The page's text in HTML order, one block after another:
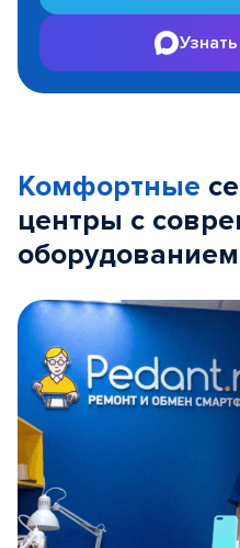
Комфортные
центры с
оборудованием